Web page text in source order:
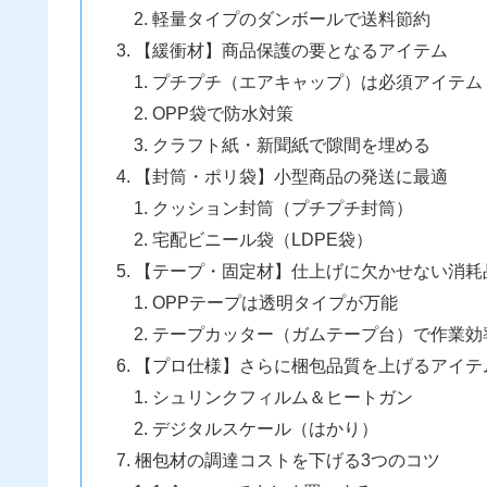
軽量タイプのダンボールで送料節約
【緩衝材】商品保護の要となるアイテム
プチプチ（エアキャップ）は必須アイテム
OPP袋で防水対策
クラフト紙・新聞紙で隙間を埋める
【封筒・ポリ袋】小型商品の発送に最適
クッション封筒（プチプチ封筒）
宅配ビニール袋（LDPE袋）
【テープ・固定材】仕上げに欠かせない消耗
OPPテープは透明タイプが万能
テープカッター（ガムテープ台）で作業
【プロ仕様】さらに梱包品質を上げるアイテ
シュリンクフィルム＆ヒートガン
デジタルスケール（はかり）
梱包材の調達コストを下げる3つのコツ